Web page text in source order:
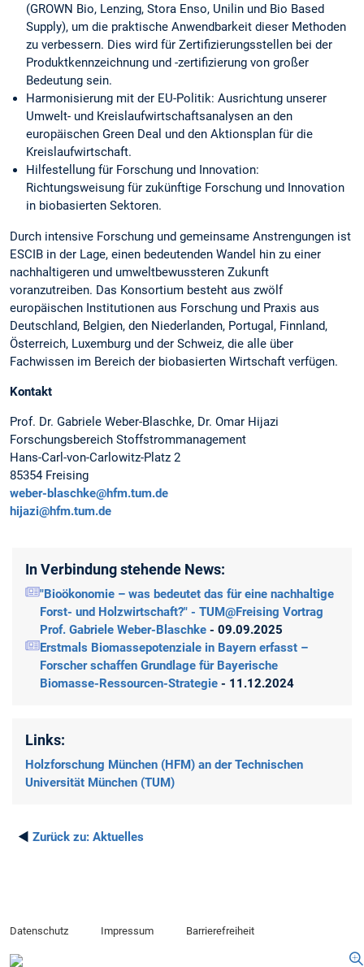
(GROWN Bio, Lenzing, Stora Enso, Unilin und Bio Based
Supply), um die praktische Anwendbarkeit dieser Methoden
zu verbessern. Dies wird für Zertifizierungsstellen bei der
Produktkennzeichnung und -zertifizierung von großer
Bedeutung sein.
Harmonisierung mit der EU-Politik: Ausrichtung unserer
Umwelt- und Kreislaufwirtschaftsanalysen an den
europäischen Green Deal und den Aktionsplan für die
Kreislaufwirtschaft.
Hilfestellung für Forschung und Innovation:
Richtungsweisung für zukünftige Forschung und Innovation
in biobasierten Sektoren.
Durch intensive Forschung und gemeinsame Anstrengungen ist
ESCIB in der Lage, einen bedeutenden Wandel hin zu einer
nachhaltigeren und umweltbewussteren Zukunft
voranzutreiben. Das Konsortium besteht aus zwölf
europäischen Institutionen aus Forschung und Praxis aus
Deutschland, Belgien, den Niederlanden, Portugal, Finnland,
Österreich, Luxemburg und der Schweiz, die alle über
Fachwissen im Bereich der biobasierten Wirtschaft verfügen.
Kontakt
Prof. Dr. Gabriele Weber-Blaschke, Dr. Omar Hijazi
Forschungsbereich Stoffstrommanagement
Hans-Carl-von-Carlowitz-Platz 2
85354 Freising
weber-blaschke@hfm.tum.de
hijazi@hfm.tum.de
In Verbindung stehende News:
"Bioökonomie – was bedeutet das für eine nachhaltige
Forst- und Holzwirtschaft?" - TUM@Freising Vortrag
Prof. Gabriele Weber-Blaschke - 09.09.2025
Erstmals Biomassepotenziale in Bayern erfasst –
Forscher schaffen Grundlage für Bayerische
Biomasse-Ressourcen-Strategie - 11.12.2024
Links:
Holzforschung München (HFM) an der Technischen
Universität München (TUM)
◄ Zurück zu: Aktuelles
Datenschutz Impressum Barrierefreiheit